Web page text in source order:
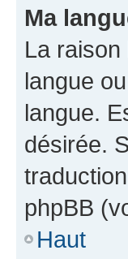
Ma
La raison
langue
langue.
désirée.
phpBB
Haut